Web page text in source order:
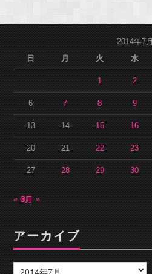
2014年7月
日
月 火 水
1 2
6 7 8 9
13 14 15 16
20 21 22 23
27 28 29 30
« 6月8月 »
アーカイブ
ー